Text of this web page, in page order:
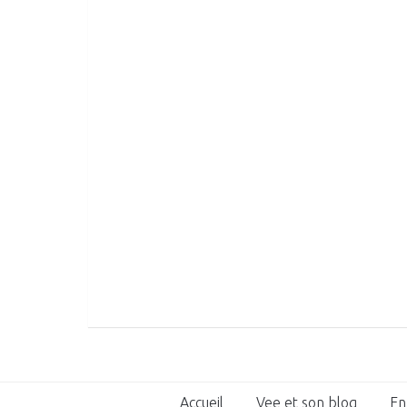
Accueil Vee et son blog